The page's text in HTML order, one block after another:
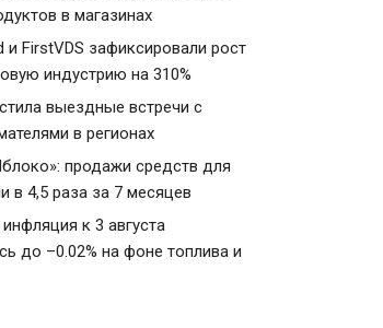
в магазинах
и FirstVDS зафиксировали рост
индустрию на 310%
выездные встречи с
в регионах
продажи средств для
в 4,5 раза за 7 месяцев
к 3 августа
до –0.02% на фоне топлива и